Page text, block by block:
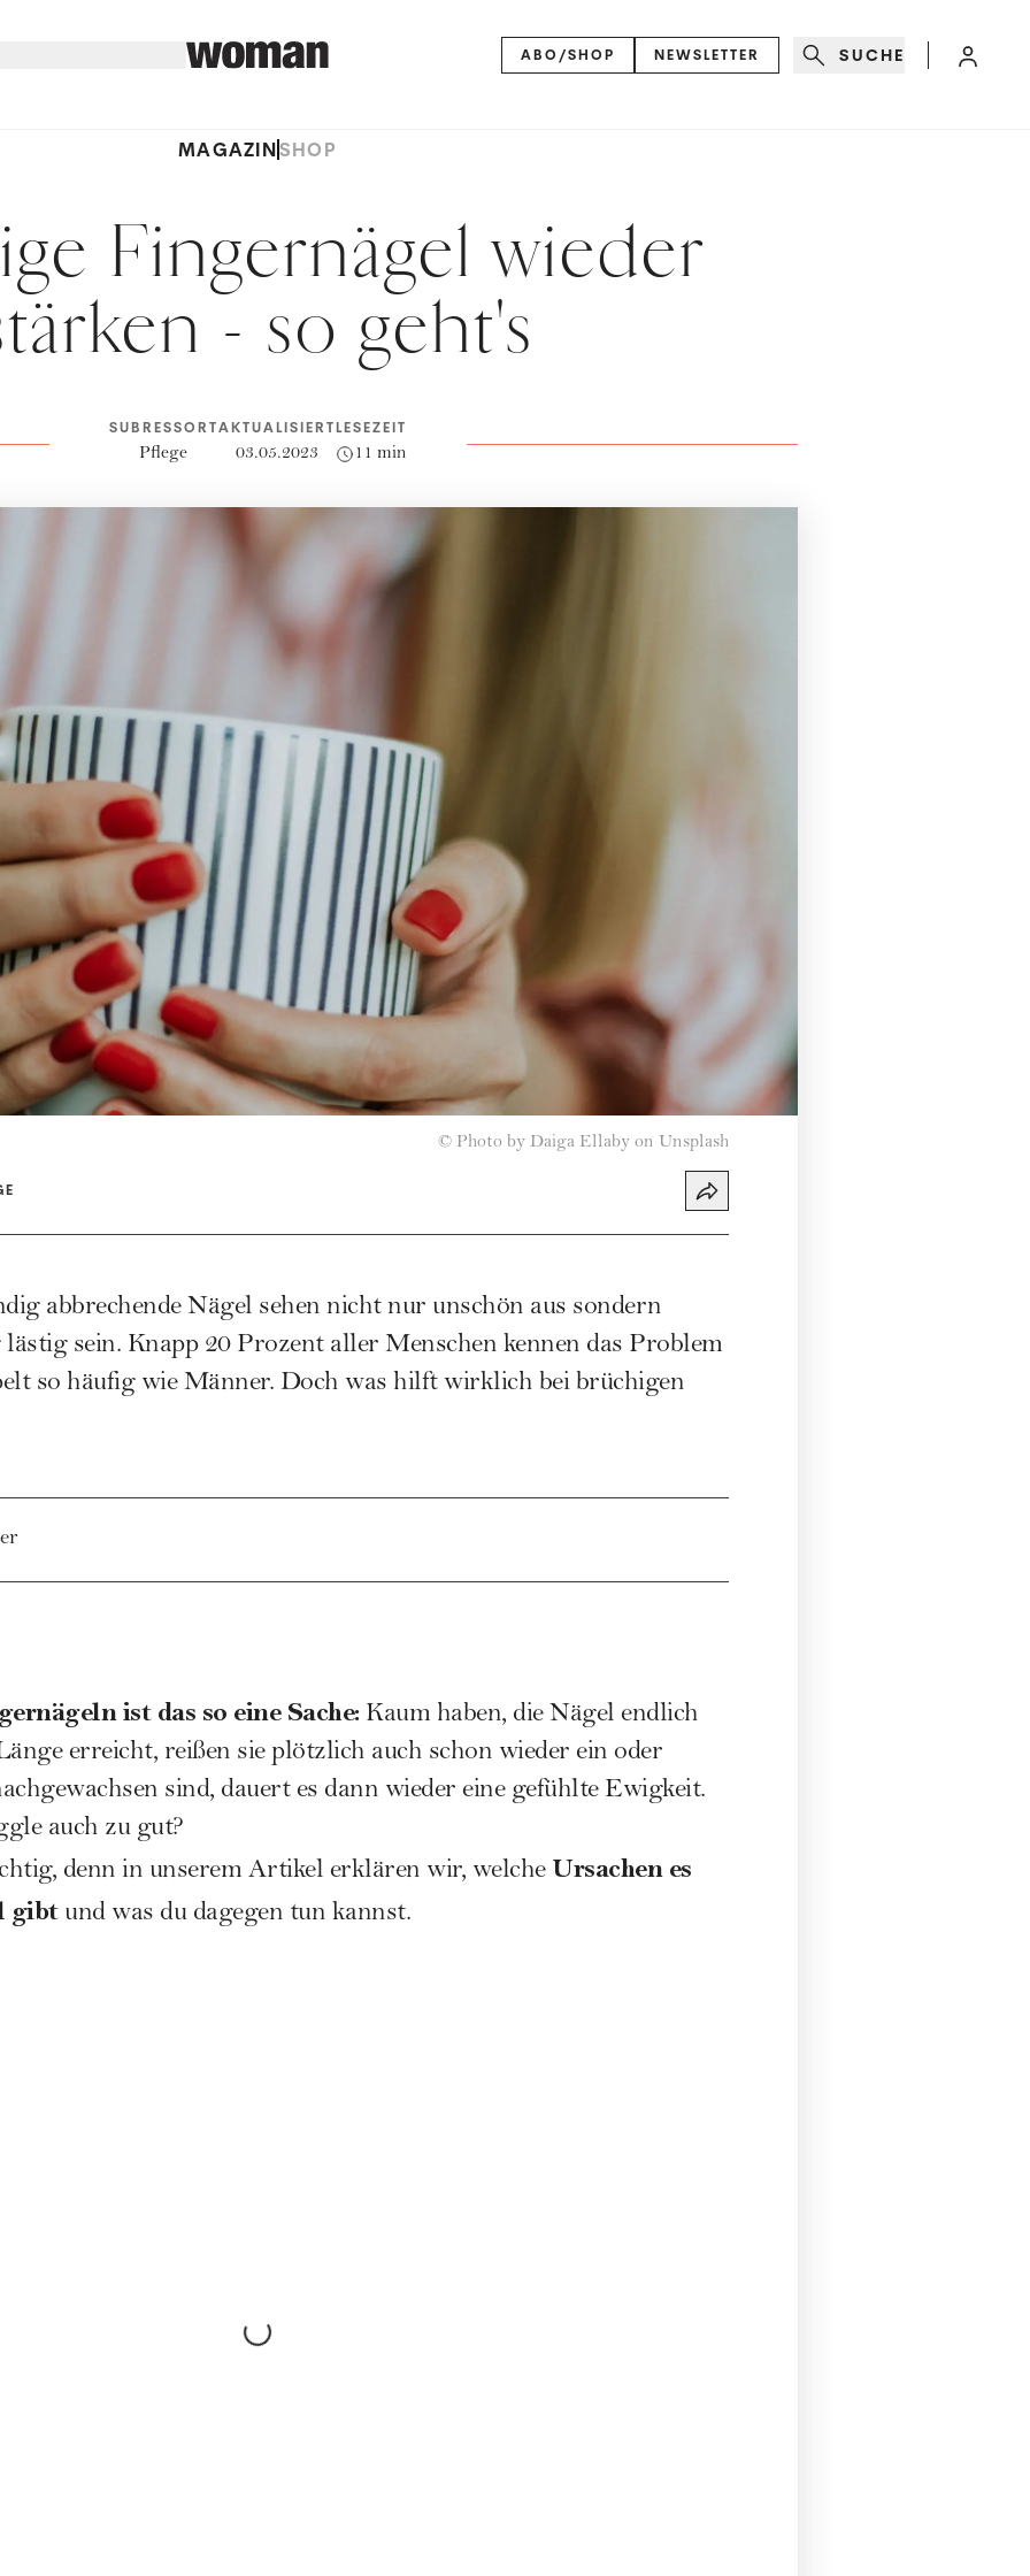
ABO/SHOP NEWSLETTER SUCHE
MAGAZINSHOP
Fingernägel wieder
- so geht's
SUBRESSORT
Pflege
AKTUALISIERT
03.05.2023
LESEZEIT
11 min
© Photo by Daiga Ellaby on Unsplash
abbrechende Nägel sehen nicht nur unschön aus sondern
sein. Knapp 20 Prozent aller Menschen kennen das Problem
so häufig wie Männer. Doch was hilft wirklich bei brüchigen
ist das so eine Sache:Kaum haben, die Nägel endlich
erreicht, reißen sie plötzlich auch schon wieder ein oder
sind, dauert es dann wieder eine gefühlte Ewigkeit.
auch zu gut?
denn in unserem Artikel erklären wir, welche Ursachen es
gibtund was du dagegen tun kannst.